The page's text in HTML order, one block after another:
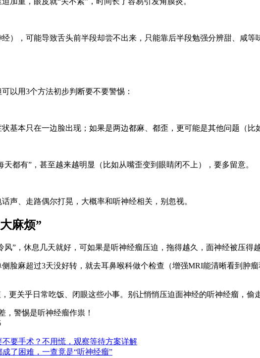
，可能导致舌头前半段却尝不出来，只能靠后半段勉强分辨甜、咸等
用3个方法初步判断要不要警惕：
本只在一边脸出现；如果是两边都麻、都歪，更可能是其他问题（比
都有”，甚至越来越明显（比如从嘴歪变到眼睛闭不上），要多留意。
、走路偶尔打晃，大概率和听神经相关，别忽视。
麻烦”
”，休息几天就好，可如果是听神经瘤压迫，拖得越久，面神经被压得越
超过3天没好转，就去耳鼻喉科做个检查（增强MRI能清晰看到肿瘤
关乎日常吃饭、闭眼这些小事。别让悄悄压迫面神经的听神经瘤，偷
，警惕是听神经瘤作祟！
要手术？不用慌，观察等待方案详解
了困难，一查竟是“听神经瘤”